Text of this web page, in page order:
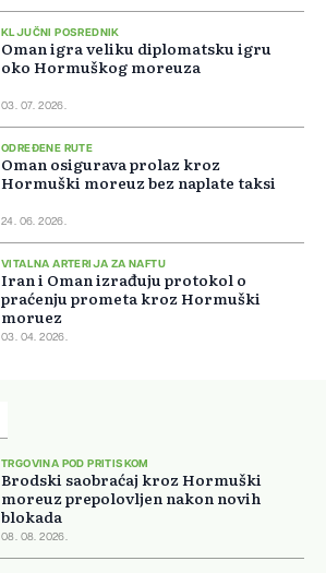
KLJUČNI POSREDNIK
Oman igra veliku diplomatsku igru
oko Hormuškog moreuza
03. 07. 2026.
ODREĐENE RUTE
Oman osigurava prolaz kroz
Hormuški moreuz bez naplate taksi
24. 06. 2026.
VITALNA ARTERIJA ZA NAFTU
Iran i Oman izrađuju protokol o
praćenju prometa kroz Hormuški
moruez
03. 04. 2026.
TRGOVINA POD PRITISKOM
Brodski saobraćaj kroz Hormuški
moreuz prepolovljen nakon novih
blokada
08. 08. 2026.